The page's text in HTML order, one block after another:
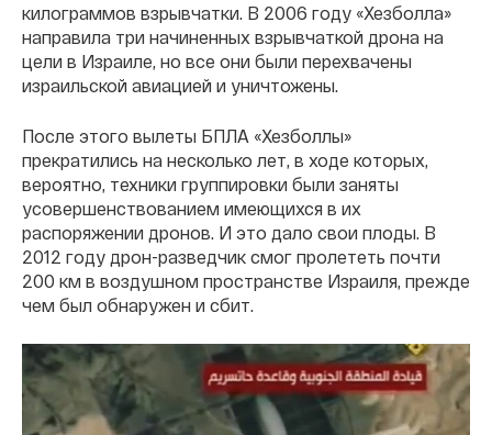
килограммов взрывчатки. В 2006 году «Хезболла»
направила три начиненных взрывчаткой дрона на
цели в Израиле, но все они были перехвачены
израильской авиацией и уничтожены.
После этого вылеты БПЛА «Хезболлы»
прекратились на несколько лет, в ходе которых,
вероятно, техники группировки были заняты
усовершенствованием имеющихся в их
распоряжении дронов. И это дало свои плоды. В
2012 году дрон-разведчик смог пролететь почти
200 км в воздушном пространстве Израиля, прежде
чем был обнаружен и сбит.